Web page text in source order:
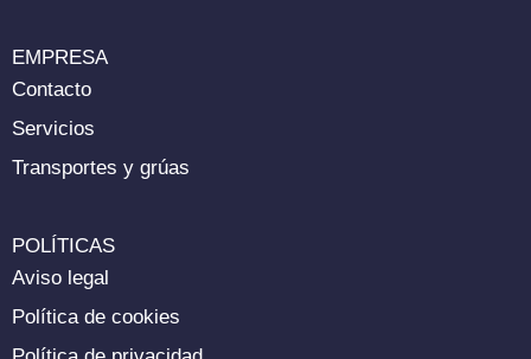
EMPRESA
Contacto
Servicios
Transportes y grúas
POLÍTICAS
Aviso legal
Política de cookies